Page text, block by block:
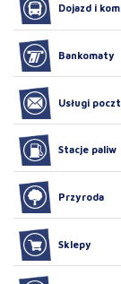
Dojazd i
Bankomaty
Usługi
Stacje paliw
Przyroda
Sklepy